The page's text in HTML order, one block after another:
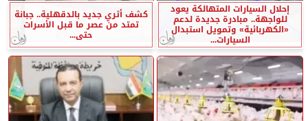
إحلال السيارات المتهالكة يعود
للواجهة.. مبادرة جديدة لدعم
«الكهربائية» وتمويل استبدال
السيارات...
كشف أثري جديد بالدقهلية.. جبانة
تمتد من عصر ما قبل الأسرات
حتى...